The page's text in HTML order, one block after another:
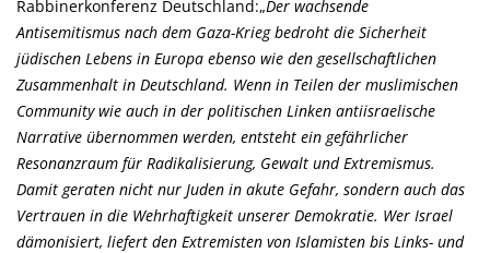
Rabbinerkonferenz Deutschland:Der wachsende
Antisemitismus nach dem Gaza-Krieg bedroht die Sicherheit
jüdischen Lebens in Europa ebenso wie den gesellschaftlichen
Zusammenhalt in Deutschland. Wenn in Teilen der muslimischen
Community wie auch in der politischen Linken antiisraelische
Narrative übernommen werden, entsteht ein gefährlicher
Resonanzraum für Radikalisierung, Gewalt und Extremismus.
Damit geraten nicht nur Juden in akute Gefahr, sondern auch das
Vertrauen in die Wehrhaftigkeit unserer Demokratie. Wer Israel
dämonisiert, liefert den Extremisten von Islamisten bis Links- und